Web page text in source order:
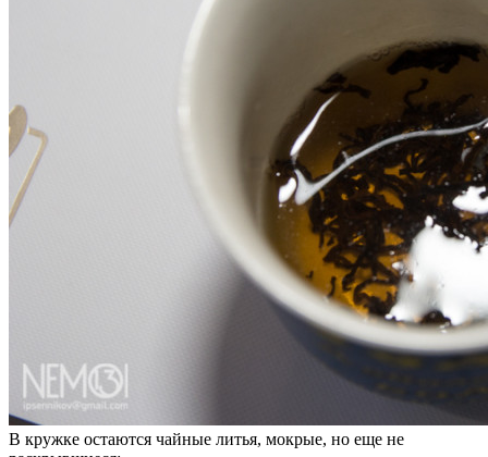
В кружке остаются чайные литья, мокрые, но еще не